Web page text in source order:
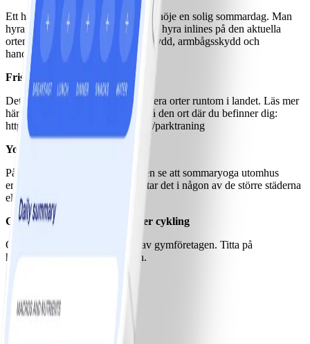
Ett härligt sätt att förena nytta med nöje en solig sommardag. Man
hyra inlines lite här och var. Sök på hyra inlines på den aktuella
orten! Men kom ihåg hjälm, benskydd, armbågsskydd och
handledsskydd!
Friskis & Svettis parkträning
Det är i regel gratis och finns på flera orter runtom i landet. Läs mer
här och ta reda på om den finns på den ort där du befinner dig:
http://web.friskissvettis.se/nyheter/parktraning
Yoga
På alltfler ställen kan man nu även se att sommaryoga utomhus
erbjuds. Extra troligt är att du hittar det i någon av de större städerna
eller på typiska sommarorter.
Gruppträning, powerwalk eller cykling
Ofta finns dessa under ledning av gymföretagen. Titta på
hemsidorna för mer information.